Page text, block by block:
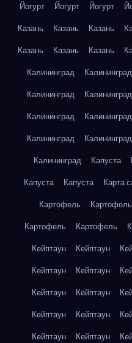
Йогурт
Йогурт Йогурт
Казань
Казань Казань
Казань
Казань Казань
Калининград
Калининград
Калининград
Калининград
Калининград
Калининград
Калининград
Калининград
Калининград
Капуста
Капуста
Капуста Карта
Картофель
Картофель
Картофель
Картофель
Кейптаун
Кейптаун
Кейптаун
Кейптаун
Кейптаун
Кейптаун
Кейптаун
Кейптаун
Кейптаун
Кейптаун